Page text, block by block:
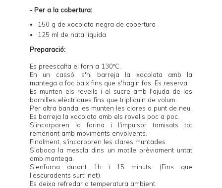
- Per a la cobertura:
150 g de xocolata negra de cobertura
125 ml de nata líquida
Preparació:
Es preescalfa el forn a 130ºC.
En un cassó, s'hi barreja la xocolata amb la
mantega a foc baix fins que s'hagin fos. Es reserva.
Es munten els rovells i el sucre amb l'ajuda de les
barnilles elèctriques fins que tripliquin de volum.
Per altra banda, es munten les clares a punt de neu.
Es barreja la xocolata amb els rovells poc a poc.
S'incorporen la farina i l'impulsor tamisats tot
remenant amb moviments envolvents.
Finalment, s'incorporen les clares muntades.
S'aboca la mescla dins un motlle prèviament untat
amb mantega.
S'enforna durant 1h i 15 minuts. (Fins que
l'escuradents surti net).
Es deixa refredar a temperatura ambient.